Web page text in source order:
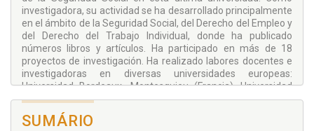
investigadora, su actividad se ha desarrollado principalmente
en el ámbito de la Seguridad Social, del Derecho del Empleo y
del Derecho del Trabajo Individual, donde ha publicado
números libros y artículos. Ha participado en más de 18
proyectos de investigación. Ha realizado labores docentes e
investigadoras en diversas universidades europeas:
Universidad Bordeaux- Montesquieu (Francia), Universidad
de Nanterre X (París) y Universidad de Warwick (Gran
Bretaña).
SUMÁRIO